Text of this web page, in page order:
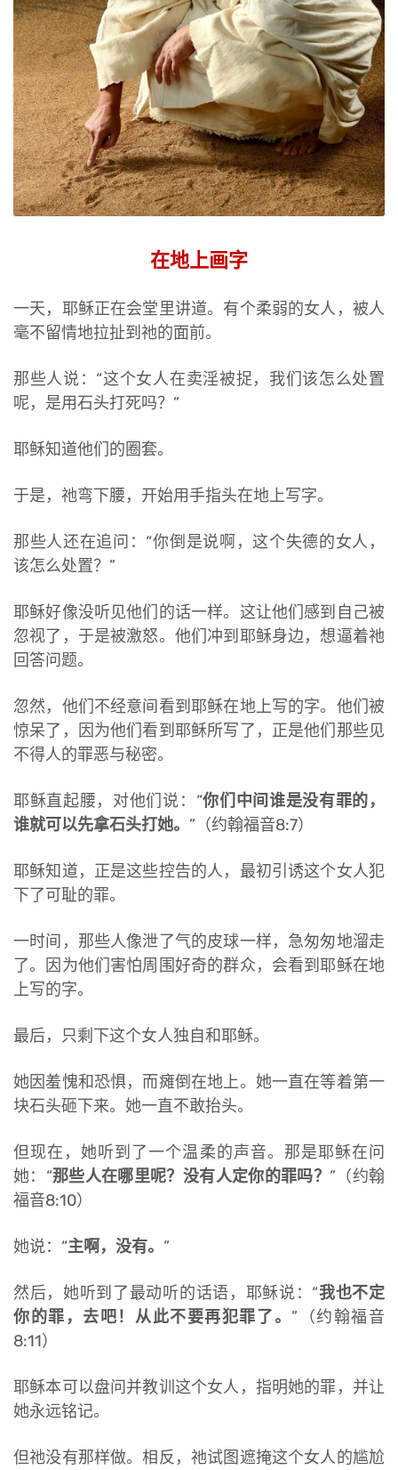
在地上画字
一天，耶稣正在会堂里讲道。有个柔弱的女人，被人
毫不留情地拉扯到祂的面前。
那些人说：“这个女人在卖淫被捉，我们该怎么处置
呢，是用石头打死吗？”
耶稣知道他们的圈套。
于是，祂弯下腰，开始用手指头在地上写字。
那些人还在追问：“你倒是说啊，这个失德的女人，
该怎么处置？”
耶稣好像没听见他们的话一样。这让他们感到自己被
忽视了，于是被激怒。他们冲到耶稣身边，想逼着祂
回答问题。
忽然，他们不经意间看到耶稣在地上写的字。他们被
惊呆了，因为他们看到耶稣所写了，正是他们那些见
不得人的罪恶与秘密。
耶稣直起腰，对他们说：“你们中间谁是没有罪的，
谁就可以先拿石头打她。 ”（约翰福音8:7）
耶稣知道，正是这些控告的人，最初引诱这个女人犯
下了可耻的罪。
一时间，那些人像泄了气的皮球一样，急匆匆地溜走
了。因为他们害怕周围好奇的群众，会看到耶稣在地
上写的字。
最后，只剩下这个女人独自和耶稣。
她因羞愧和恐惧，而瘫倒在地上。她一直在等着第一
块石头砸下来。她一直不敢抬头。
但现在，她听到了一个温柔的声音。那是耶稣在问
她：“那些人在哪里呢？没有人定你的罪吗？ ”（约翰
福音8:10）
她说：“主啊，没有。 ”
然后，她听到了最动听的话语，耶稣说：“我也不定
你的罪，去吧！从此不要再犯罪了。 ”（约翰福音
8:11）
耶稣本可以盘问并教训这个女人，指明她的罪，并让
她永远铭记。
但祂没有那样做。相反，祂试图遮掩这个女人的尴尬